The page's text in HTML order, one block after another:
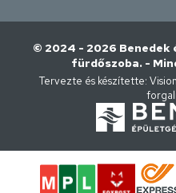
© 2024 - 2026 Benedek
fürdőszoba. -
Tervezte és készítette: